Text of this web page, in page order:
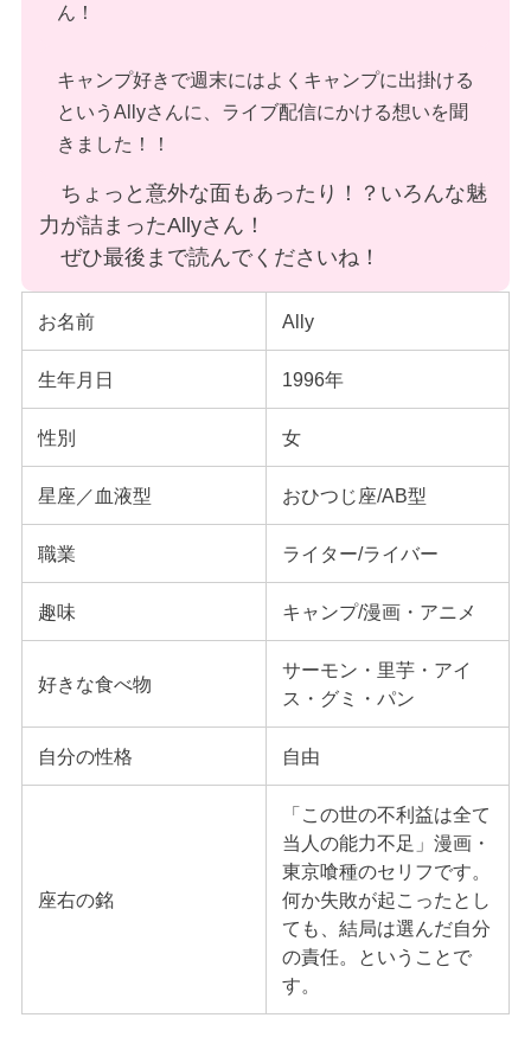
ん！
キャンプ好きで週末にはよくキャンプに出掛ける
というAllyさんに、ライブ配信にかける想いを聞
きました！！
ちょっと意外な面もあったり！？いろんな魅
力が詰まったAllyさん！
ぜひ最後まで読んでくださいね！
お名前 Ally
生年月日 1996年
性別 女
星座／血液型 おひつじ座/AB型
職業 ライター/ライバー
趣味 キャンプ/漫画・アニメ
好きな食べ物
サーモン・里芋・アイ
ス・グミ・パン
自分の性格 自由
座右の銘
「この世の不利益は全て
当人の能力不足」漫画・
東京喰種のセリフです。
何か失敗が起こったとし
ても、結局は選んだ自分
の責任。ということで
す。